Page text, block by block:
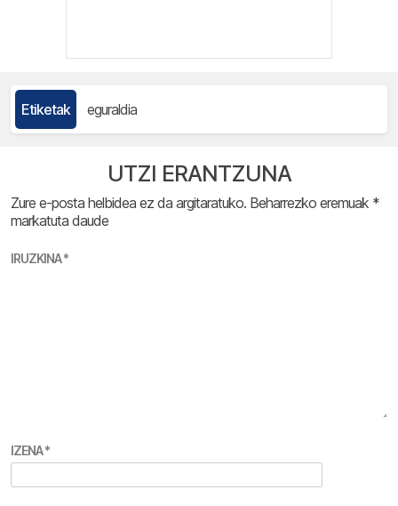
Etiketak eguraldia
UTZI ERANTZUNA
Zure e-posta helbidea ez da argitaratuko. Beharrezko eremuak *
markatuta daude
IRUZKINA*
IZENA*